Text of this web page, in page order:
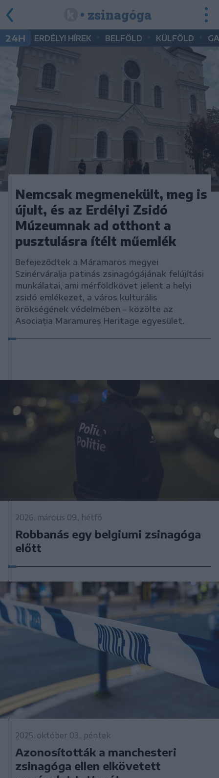
• zsinagóga
24H ERDÉLYI HÍREK BELFÖLD KÜLFÖLD
Nemcsak megmenekült, meg is
újult, és az Erdélyi Zsidó
Múzeumnak ad otthont a
pusztulásra ítélt műemlék
Befejeződtek a Máramaros megyei
Szinérváralja patinás zsinagógájának felújítási
munkálatai, ami mérföldkövet jelent a helyi
zsidó emlékezet, a város kulturális
örökségének védelmében – közölte az
Asociația Maramureș Heritage egyesület.
2026. március 09., hétfő
Robbanás egy belgiumi zsinagóga
előtt
2025. október 03., péntek
Azonosították a manchesteri
zsinagóga ellen elkövetett